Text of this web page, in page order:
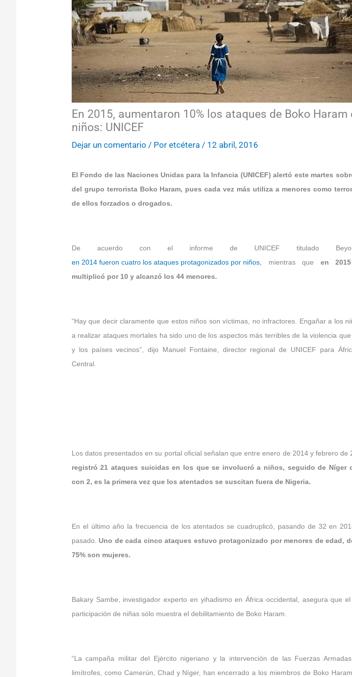
En 2015, aumentaron 10% los ataques de Boko Haram
niños: UNICEF
Dejar un comentario / Por etcétera / 12 abril, 2016
El Fondo de las Naciones Unidas para la Infancia (UNICEF) alertó este martes
del grupo terrorista Boko Haram, pues cada vez más utiliza a menores como
de ellos forzados o drogados.
De acuerdo con el informe de UNICEF titulado
en 2014 fueron cuatro los ataques protagonizados por niños,
mientras que en
multiplicó por 10 y alcanzó los 44 menores.
“Hay que decir claramente que estos niños son víctimas, no infractores. Engañar a los
a realizar ataques mortales ha sido uno de los aspectos más terribles de la violencia
y los países vecinos”, dijo Manuel Fontaine, director regional de UNICEF para
Central.
Los datos presentados en su portal oficial señalan que entre enero de 2014 y febrero de
registró 21 ataques suicidas en los que se involucró a niños, seguido de Níger
con 2, es la primera vez que los atentados se suscitan fuera de Nigeria.
En el último año la frecuencia de los atentados se cuadruplicó, pasando de 32 en
pasado.
Uno de cada cinco ataques estuvo protagonizado por menores de edad,
75% son mujeres.
Bakary Sambe, investigador experto en yihadismo en África occidental, asegura que
participación de niñas sólo muestra el debilitamiento de Boko Haram.
“La campaña militar del Ejército nigeriano y la intervención de las Fuerzas
limítrofes, como Camerún, Chad y Níger, han encerrado a los miembros de Boko